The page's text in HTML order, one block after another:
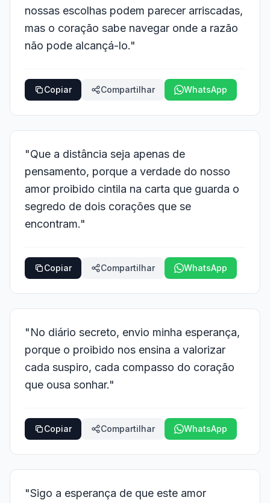
nossas escolhas podem parecer arriscadas,
mas o coração sabe navegar onde a razão
não pode alcançá-lo."
Copiar Compartilhar WhatsApp
"Que a distância seja apenas de
pensamento, porque a verdade do nosso
amor proibido cintila na carta que guarda o
segredo de dois corações que se
encontram."
Copiar Compartilhar WhatsApp
"No diário secreto, envio minha esperança,
porque o proibido nos ensina a valorizar
cada suspiro, cada compasso do coração
que ousa sonhar."
Copiar Compartilhar WhatsApp
"Sigo a esperança de que este amor